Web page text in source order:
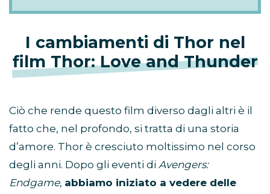
I cambiamenti di Thor nel
film Thor: Love and Thunder
Ciò che rende questo film diverso dagli altri è il
fatto che, nel profondo, si tratta di una storia
d’amore. Thor è cresciuto moltissimo nel corso
degli anni. Dopo gli eventi di Avengers:
Endgame, abbiamo iniziato a vedere delle